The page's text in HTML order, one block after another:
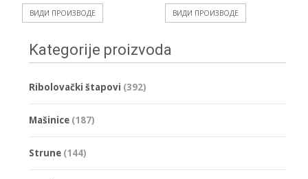
на
страници
ВИДИ ПРОИЗВОДЕ ВИДИ ПРОИЗВОДЕ
Kategorije proizvoda
Ribolovački štapovi (392)
Mašinice (187)
Strune (144)